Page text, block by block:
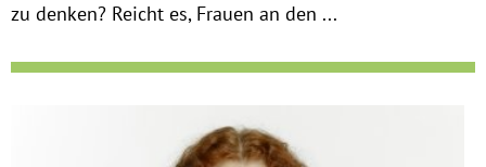
zu denken? Reicht es, Frauen an den ...